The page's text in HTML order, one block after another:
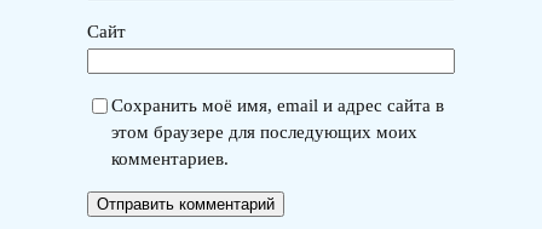
Сайт
Сохранить моё имя, email и адрес сайта в
этом браузере для последующих моих
комментариев.